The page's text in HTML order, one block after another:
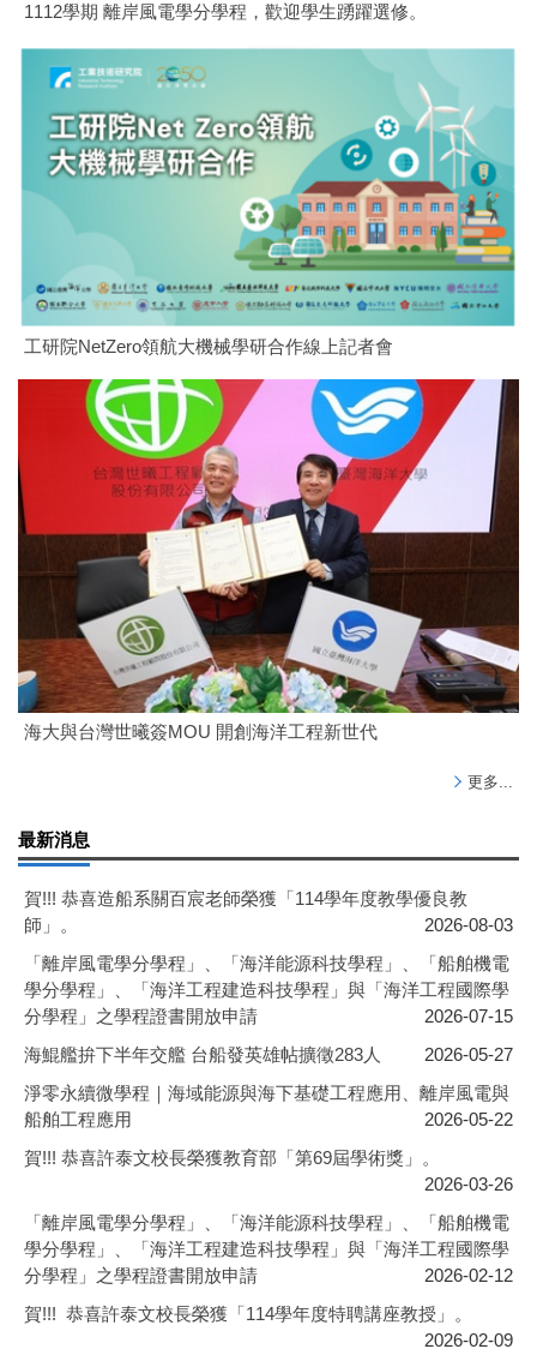
1112學期 離岸風電學分學程，歡迎學生踴躍選修。
工研院NetZero領航大機械學研合作線上記者會
海大與台灣世曦簽MOU 開創海洋工程新世代
更多...
最新消息
賀!!! 恭喜造船系關百宸老師榮獲「114學年度教學優良教
師」。
2026-08-03
「離岸風電學分學程」、「海洋能源科技學程」、「船舶機電
學分學程」、「海洋工程建造科技學程」與「海洋工程國際學
分學程」之學程證書開放申請
2026-07-15
海鯤艦拚下半年交艦 台船發英雄帖擴徵283人
2026-05-27
淨零永續微學程｜海域能源與海下基礎工程應用、離岸風電與
船舶工程應用
2026-05-22
賀!!! 恭喜許泰文校長榮獲教育部「第69屆學術獎」。
2026-03-26
「離岸風電學分學程」、「海洋能源科技學程」、「船舶機電
學分學程」、「海洋工程建造科技學程」與「海洋工程國際學
分學程」之學程證書開放申請
2026-02-12
賀!!! 恭喜許泰文校長榮獲「114學年度特聘講座教授」。
2026-02-09